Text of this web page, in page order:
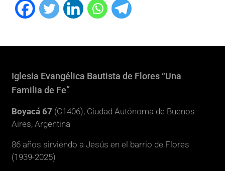
Iglesia Evangélica Bautista de Flores “Una
Familia de Fe”
Boyacá 67 (C1406), Ciudad Autónoma de Buenos
Aires, Argentina
86 años sirviendo a Jesús en el barrio de Flores
(1939-2025)